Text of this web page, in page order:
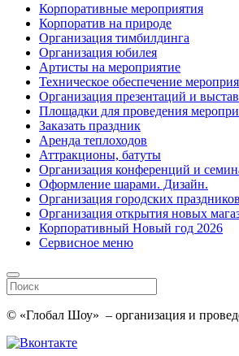
Корпоративные мероприятия
Корпоратив на природе
Организация тимбилдинга
Организация юбилея
Артисты на мероприятие
Техническое обеспечение
Организация презентаций и
Площадки для проведения
Заказать праздник
Аренда теплоходов
Аттракционы, батуты
Организация конференций и
Оформление шарами. Дизайн.
Организация городских праздников
Организация открытия новых
Корпоративный Новый год 2026
Сервисное меню
© «Глобал Шоу» – организация и